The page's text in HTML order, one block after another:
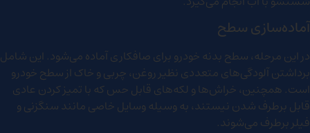
آماده‌سازی سطح
در این مرحله، سطح بدنه خودرو برای صافکاری آماده می‌شود. این شامل
برداشتن آلودگی‌های متعددی نظیر روغن، چربی و خاک از سطح خودرو
است. همچنین، خراش‌ها و لکه‌های قابل حس که با تمیز کردن عادی
قابل برطرف شدن نیستند، به وسیله وسایل خاصی مانند سنگزنی و
فیلر برطرف می‌شوند.